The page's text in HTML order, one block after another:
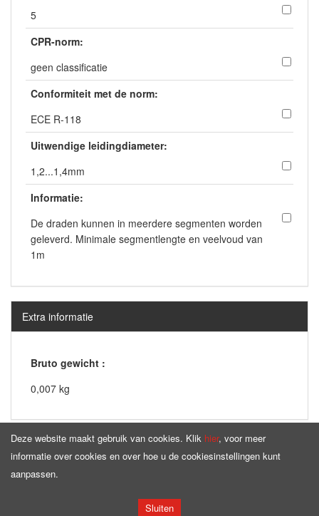
5
CPR-norm:
geen classificatie
Conformiteit met de norm:
ECE R-118
Uitwendige leidingdiameter:
1,2...1,4mm
Informatie:
De draden kunnen in meerdere segmenten worden
geleverd. Minimale segmentlengte en veelvoud van
1m
Extra informatie
Bruto gewicht :
0,007 kg
Homepage
Deze website maakt gebruik van cookies. Klik hier, voor meer
informatie over cookies en over hoe u de cookiesinstellingen kunt
aanpassen.
Sluiten